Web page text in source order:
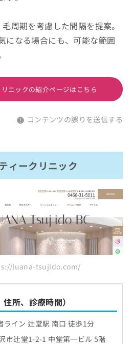
周期を考慮した間隔を提案。
になる場合にも、可能な範囲
ニックの紹介ページはこちら
コンテンツの誤りを送信する
ィークリニック
luana-tsujido.com/
所、診療時間）
ライン 辻堂駅 南口 徒歩1分
市辻堂1-2-1 中堂第一ビル 5階